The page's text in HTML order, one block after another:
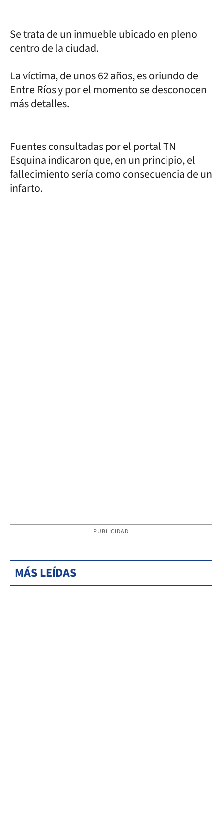
Se trata de un inmueble ubicado en pleno
centro de la ciudad.
La víctima, de unos 62 años, es oriundo de
Entre Ríos y por el momento se desconocen
más detalles.
Fuentes consultadas por el portal TN
Esquina indicaron que, en un principio, el
fallecimiento sería como consecuencia de un
infarto.
PUBLICIDAD
MÁS LEÍDAS